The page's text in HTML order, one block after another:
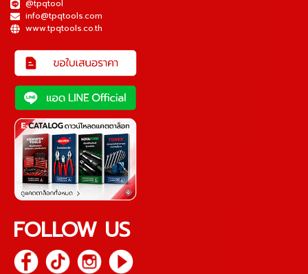
@tpqtool
info@tpqtools.com
www.tpqtools.co.th
FOLLOW US